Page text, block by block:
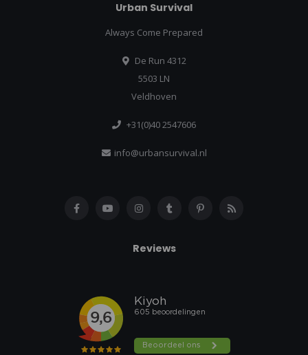
Urban Survival
Always Come Prepared
De Run 4312
5503 LN
Veldhoven
+31(0)40 2547606
info@urbansurvival.nl
Reviews